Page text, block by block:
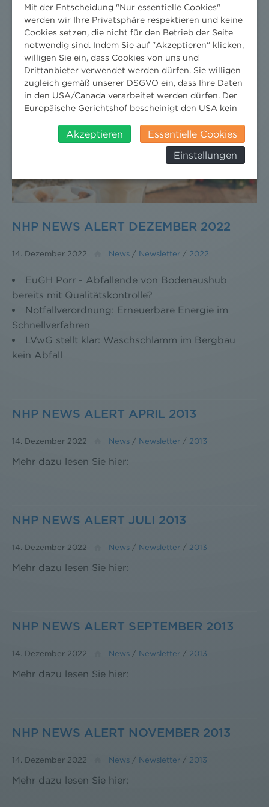
UVP-Novelle hat diesen Gedanken schon
aufgenommen. Welche Regeln es braucht, um
erneuerbare Energien unter diesem UVP-Dach zu
beschleunigen, erklärt NHP-Partner Martin
Niederhuber in einem neuen Video von „3 Minuten
Umweltrecht“.
NHP NEWS ALERT DEZEMBER 2022
14. Dezember 2022 News / Newsletter / 2022
EuGH Porr - Abfallende von Bodenaushub
bereits mit Qualitätskontrolle?
Notfallverordnung: Erneuerbare Energie im
Schnellverfahren
LVwG stellt klar: Waschschlamm im Bergbau
kein Abfall
NHP NEWS ALERT APRIL 2013
14. Dezember 2022 News / Newsletter / 2013
Mehr dazu lesen Sie hier:
NHP NEWS ALERT JULI 2013
14. Dezember 2022 News / Newsletter / 2013
Mehr dazu lesen Sie hier:
NHP NEWS ALERT SEPTEMBER 2013
14. Dezember 2022 News / Newsletter / 2013
Mehr dazu lesen Sie hier:
NHP NEWS ALERT NOVEMBER 2013
14. Dezember 2022 News / Newsletter / 2013
Mehr dazu lesen Sie hier:
Mit der Entscheidung "Nur essentielle Cookies"
werden wir Ihre Privatsphäre respektieren und keine
Cookies setzen, die nicht für den Betrieb der Seite
notwendig sind. Indem Sie auf "Akzeptieren" klicken,
willigen Sie ein, dass Cookies von uns und
Drittanbieter verwendet werden dürfen. Sie willigen
zugleich gemäß unserer DSGVO ein, dass Ihre Daten
in den USA/Canada verarbeitet werden dürfen. Der
Europäische Gerichtshof bescheinigt den USA kein
insbesondere das Risiko, dass ihre Daten durch US-
Behörden, zu Kontroll- und zu
Überwachungszwecken, verarbeitet werden und
werden können. Zudem finden Sie am
Bildschirmrand ein Cookie-Icon wo Sie jederzeit Ihre
Weitere Infomationen finden Sie hier:
Akzeptieren
Essentielle Cookies
Einstellungen